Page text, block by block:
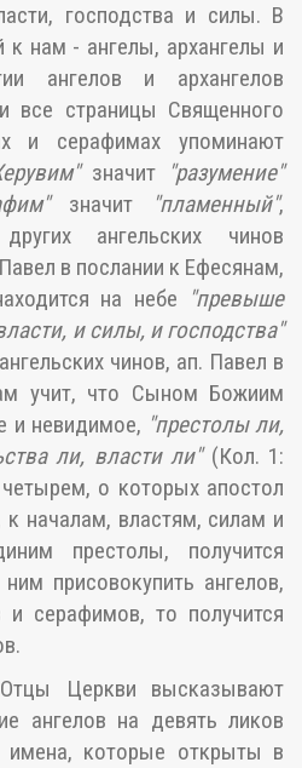
господства и силы. В
к нам - ангелы, архангелы и
ангелов и архангелов
все страницы Священного
и серафимах упоминают
значит
"разумение"
значит "пламенный",
ангельских чинов
в послании к Ефесянам,
на небе
"превыше
и силы, и господства"
чинов, ап. Павел в
учит, что Сыном Божиим
и невидимое, "престолы ли,
ли, власти ли"(Кол. 1:
о которых апостол
к началам, властям, силам и
престолы, получится
присовокупить ангелов,
и серафимов, то получится
Церкви высказывают
ангелов на девять ликов
имена, которые открыты в